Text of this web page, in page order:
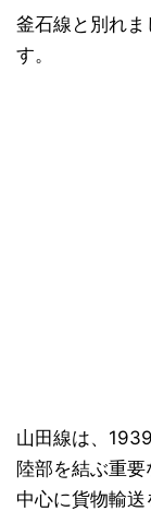
釜石線と別れま
す。
山田線は、
陸部を結ぶ重
中心に貨物輸送